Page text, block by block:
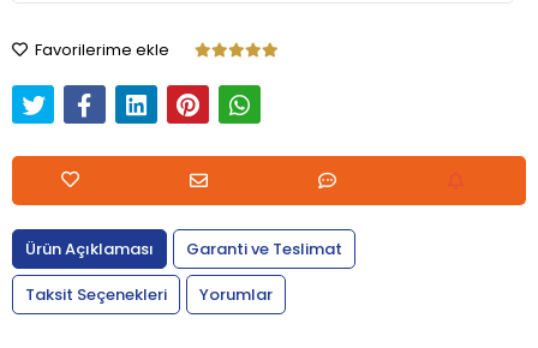
Favorilerime ekle
Ürün Açıklaması
Garanti ve Teslimat
Taksit Seçenekleri
Yorumlar